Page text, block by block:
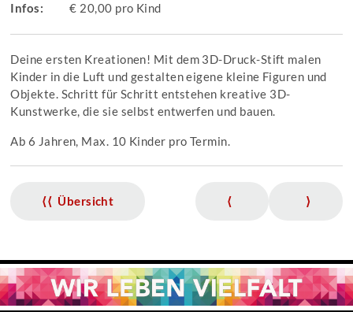
Infos: € 20,00 pro Kind
Deine ersten Kreationen! Mit dem 3D-Druck-Stift malen
Kinder in die Luft und gestalten eigene kleine Figuren und
Objekte. Schritt für Schritt entstehen kreative 3D-
Kunstwerke, die sie selbst entwerfen und bauen.
Ab 6 Jahren, Max. 10 Kinder pro Termin.
⟨⟨ Übersicht ⟨ ⟩